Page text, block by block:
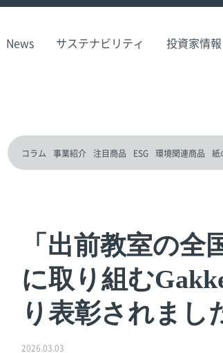
News サステナビリティ 投資家情報
コラム 事業紹介 注目商品 ESG 環境関連商品 紙
「出前教室の全
に取り組む
り表彰されまし
2026.03.03